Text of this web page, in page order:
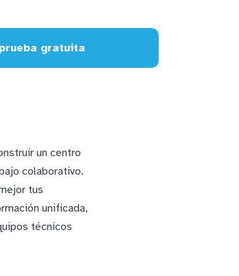
gratuita
un centro
colaborativo.
tus
unificada,
técnicos